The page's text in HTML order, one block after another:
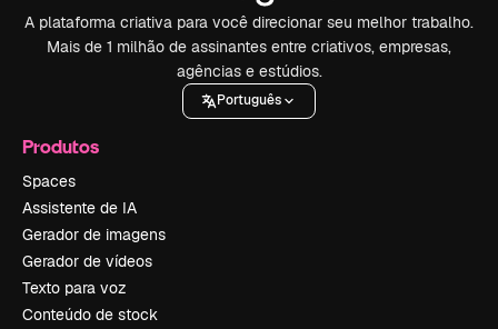
A plataforma criativa para você direcionar seu melhor trabalho.
Mais de 1 milhão de assinantes entre criativos, empresas,
agências e estúdios.
Português
Produtos
Spaces
Assistente de IA
Gerador de imagens
Gerador de vídeos
Texto para voz
Conteúdo de stock